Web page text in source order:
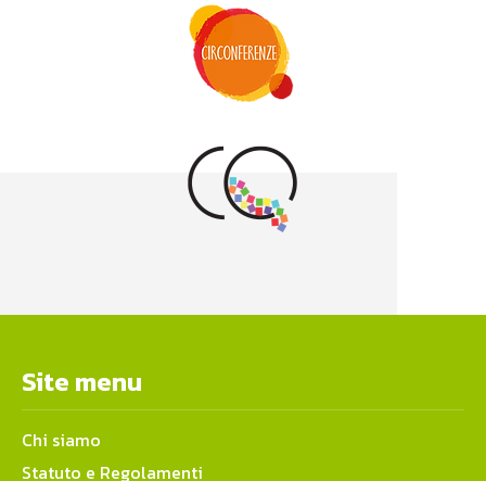
Site menu
Chi siamo
Statuto e Regolamenti